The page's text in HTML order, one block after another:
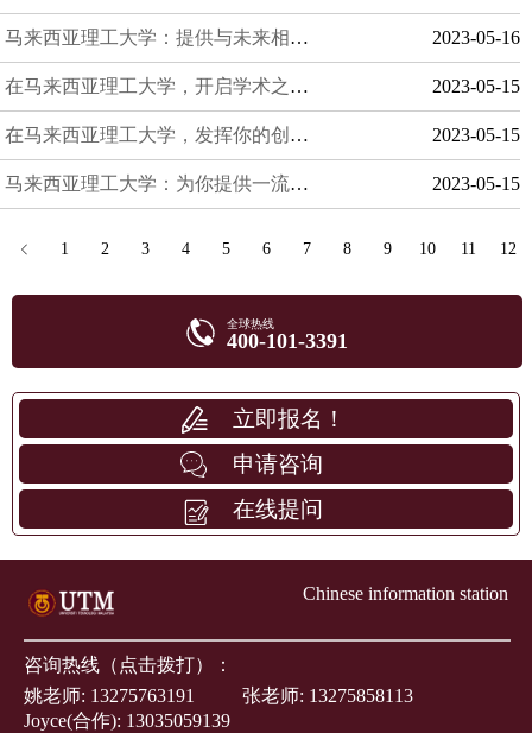
马来西亚理工大学：提供与未来相关的专业和技能培训 2023-05-16
在马来西亚理工大学，开启学术之旅，创造未来 2023-05-15
在马来西亚理工大学，发挥你的创造力和创新精神 2023-05-15
马来西亚理工大学：为你提供一流的教育资源和实践机会 2023-05-15
1 2 3 4 5 6 7 8 9 10 11 12
全球热线
400-101-3391
立即报名！
申请咨询
在线提问
Chinese information station
咨询热线（点击拨打）：
姚老师: 13275763191 张老师: 13275858113
Joyce(合作): 13035059139